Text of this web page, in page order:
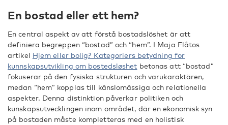
En bostad eller ett hem?
En central aspekt av att förstå bostadslöshet är att
definiera begreppen “bostad” och “hem”. I Maja Flåtos
artikel Hjem eller bolig? Kategoriers betydning for
kunnskapsutvikling om bostedsløshet betonas att “bostad”
fokuserar på den fysiska strukturen och varukaraktären,
medan “hem” kopplas till känslomässiga och relationella
aspekter. Denna distinktion påverkar politiken och
kunskapsutvecklingen inom området, där en ekonomisk syn
på bostaden måste kompletteras med en holistisk